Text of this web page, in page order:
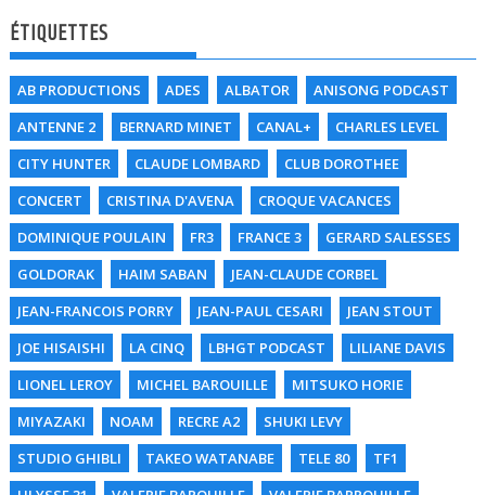
ÉTIQUETTES
AB PRODUCTIONS ADES ALBATOR
ANISONG PODCAST
ANTENNE 2
BERNARD MINET CANAL+
CHARLES LEVEL
CITY HUNTER
CLAUDE LOMBARD
CLUB DOROTHEE
CONCERT
CRISTINA D'AVENA
CROQUE VACANCES
DOMINIQUE POULAIN
FR3 FRANCE 3
GERARD SALESSES
GOLDORAK
HAIM SABAN
JEAN-CLAUDE CORBEL
JEAN-FRANCOIS PORRY
JEAN-PAUL CESARI
JEAN STOUT
JOE HISAISHI
LA CINQ LBHGT PODCAST
LILIANE DAVIS
LIONEL LEROY
MICHEL BAROUILLE
MITSUKO HORIE
MIYAZAKI
NOAM RECRE A2
SHUKI LEVY
STUDIO GHIBLI
TAKEO WATANABE TELE 80
TF1